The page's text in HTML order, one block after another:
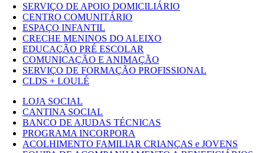
SERVIÇO DE APOIO DOMICILIÁRIO
CENTRO COMUNITÁRIO
ESPAÇO INFANTIL
CRECHE MENINOS DO ALEIXO
EDUCAÇÃO PRÉ ESCOLAR
COMUNICAÇÃO E ANIMAÇÃO
SERVIÇO DE FORMAÇÃO PROFISSIONAL
CLDS + LOULÉ
LOJA SOCIAL
CANTINA SOCIAL
BANCO DE AJUDAS TÉCNICAS
PROGRAMA INCORPORA
ACOLHIMENTO FAMILIAR CRIANÇAS e JOVENS